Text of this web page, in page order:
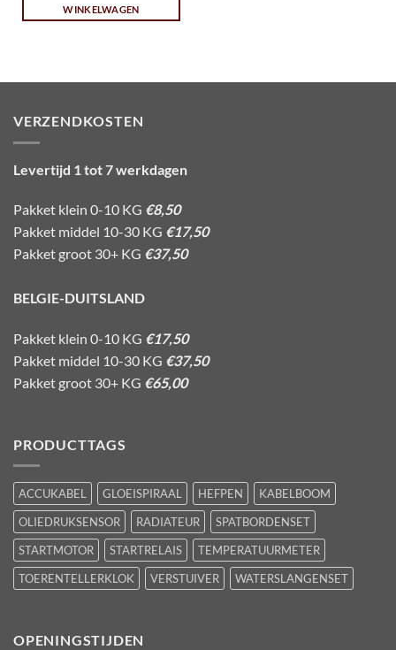
WINKELWAGEN
VERZENDKOSTEN
Levertijd 1 tot 7 werkdagen
Pakket klein 0-10 KG €8,50
Pakket middel 10-30 KG €17,50
Pakket groot 30+ KG €37,50
BELGIE-DUITSLAND
Pakket klein 0-10 KG €17,50
Pakket middel 10-30 KG €37,50
Pakket groot 30+ KG €65,00
PRODUCTTAGS
ACCUKABEL GLOEISPIRAAL HEFPEN
KABELBOOM
OLIEDRUKSENSOR
RADIATEUR
SPATBORDENSET
STARTMOTOR
STARTRELAIS
TEMPERATUURMETER
TOERENTELLERKLOK
VERSTUIVER WATERSLANGENSET
OPENINGSTIJDEN